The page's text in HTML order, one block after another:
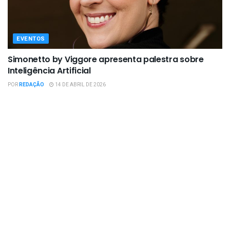
EVENTOS
Simonetto by Viggore apresenta palestra sobre
Inteligência Artificial
PORREDAÇÃO 14 DE ABRIL DE 2026